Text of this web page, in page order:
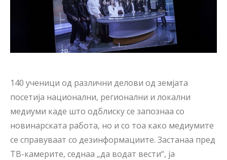
140 ученици од различни делови од земјата
посетија национални, регионални и локални
медиуми каде што одблиску се запознаа со
новинарската работа, но и со тоа како медиумите
се справуваат со дезинформациите. Застанаа пред
ТВ-камерите, седнаа „да водат вести“, ја